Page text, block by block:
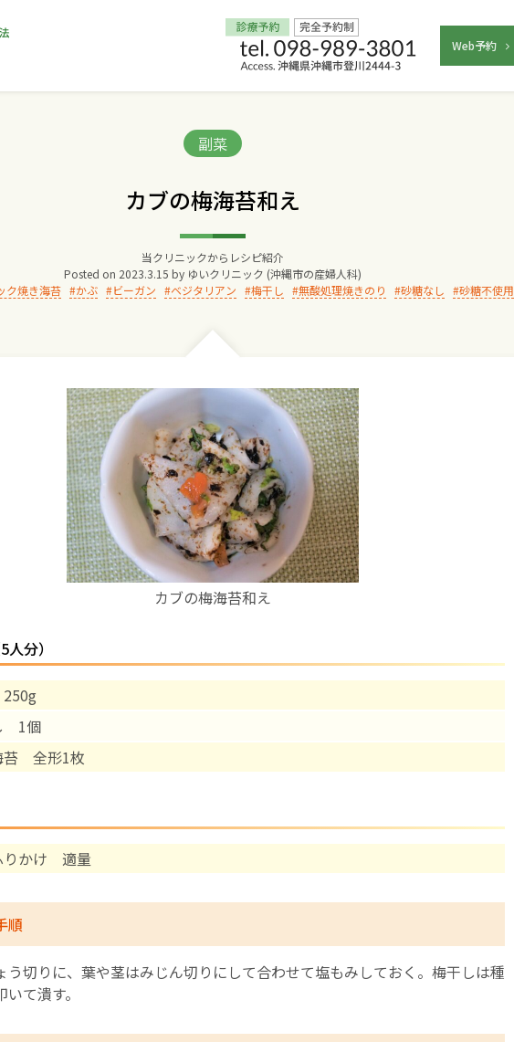
Web予約
Categories:
副菜
カブの梅海苔和え
当クリニックからレシピ紹介
Posted on 2023.3.15 by ゆいクリニック (沖縄市の産婦人科)
ク焼き海苔 かぶ ビーガン ベジタリアン 梅干し 無酸処理焼きのり 砂糖なし 砂糖不使用
カブの梅海苔和え
分）
1個
苔 全形1枚
りかけ 適量
順
う切りに、葉や茎はみじん切りにして合わせて塩もみしておく。梅干しは種
て潰す。
Home
院長からのごあいさつ
ゆいクリニックの経営理念
診療料金
妊婦健診
お産について
親と子の結びつき支援
母乳育児
予防接種
‘さんルーム’ でさまざまな講座・クラス
遠方にお住まいで当院での出産を希望される方へ